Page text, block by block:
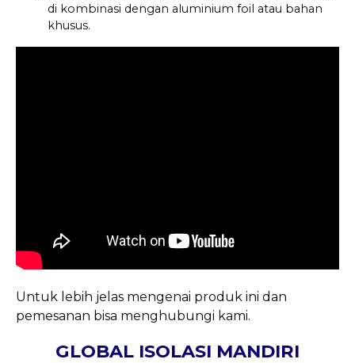
di kombinasi dengan aluminium foil atau bahan
khusus.
Untuk lebih jelas mengenai produk ini dan
pemesanan bisa menghubungi kami.
GLOBAL ISOLASI MANDIRI